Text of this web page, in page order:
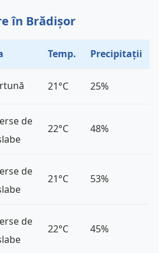
în Brădișor
Temp. Precipitații
21°C 25%
de
22°C 48%
de
21°C 53%
de
22°C 45%